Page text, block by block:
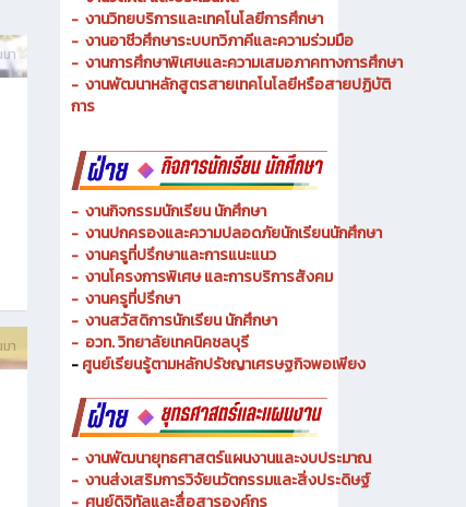
- งานพัฒนาหลักสูตรการจัดการเรียนรู้
- งานวัดผล และประเมินผล
- งานวิทยบริการและเทคโนโลยีการศึกษา
- งานการศึกษาพิเศษและความเสมอภาคทางการศึกษา
- งานพัฒนาหลักสูตรสายเทคโนโลยีหรือสายปฏิบัติ
การ
- งานกิจกรรมนักเรียน นักศึกษา
- งานปกครองและความปลอดภัยนักเรียนนักศึกษา
- งานครูที่ปรึกษาและการแนะแนว
-งานโครงการพิเศษ และการบริการสังคม
-งานสวัสดิการนักเรียน นักศึกษา
-อวท. วิทยาลัยเทคนิคชลบุรี
- ศูนย์เรียนรู้ตามหลักปรัชญาเศรษฐกิจพอเพียง